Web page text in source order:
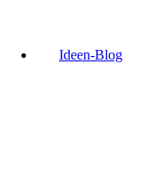
Ideen-Blog